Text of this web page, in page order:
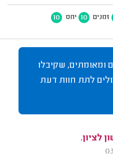
זמנים 10 יחס 10
ומאומתים, שקיבלו
לתת חוות דעת
לציון.